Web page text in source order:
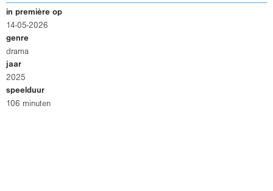
in première op
14-05-2026
genre
drama
jaar
2025
speelduur
106 minuten